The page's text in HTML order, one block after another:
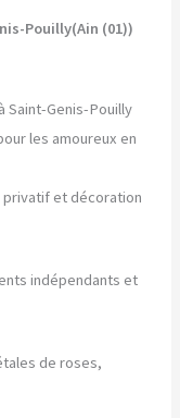
Pouilly(Ain (01))
Saint-Genis-Pouilly
les amoureux en
privatif et décoration
indépendants et
de roses,